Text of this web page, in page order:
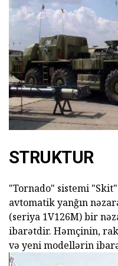
STRUKTUR
"Tornado" sistemi "Skit"
avtomatik yanğın
(seriya 1V126M) bir
ibarətdir. Həmçinin,
və yeni modellərin